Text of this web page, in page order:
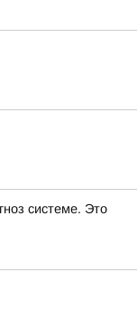
системе. Это